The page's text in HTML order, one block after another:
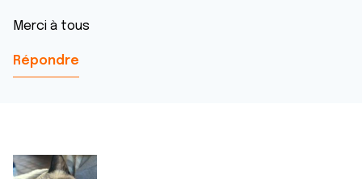
Merci à tous
Répondre